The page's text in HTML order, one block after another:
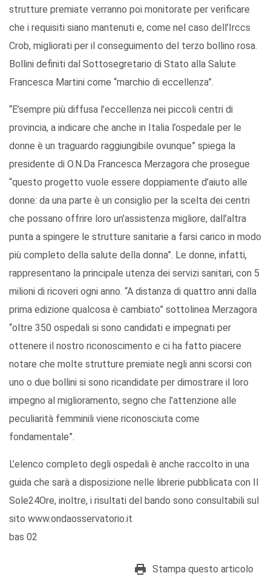
strutture premiate verranno poi monitorate per verificare
che i requisiti siano mantenuti e, come nel caso dell’Irccs
Crob, migliorati per il conseguimento del terzo bollino rosa.
Bollini definiti dal Sottosegretario di Stato alla Salute
Francesca Martini come “marchio di eccellenza”.
“E’sempre più diffusa l’eccellenza nei piccoli centri di
provincia, a indicare che anche in Italia l’ospedale per le
donne è un traguardo raggiungibile ovunque” spiega la
presidente di O.N.Da Francesca Merzagora che prosegue
“questo progetto vuole essere doppiamente d’aiuto alle
donne: da una parte è un consiglio per la scelta dei centri
che possano offrire loro un’assistenza migliore, dall’altra
punta a spingere le strutture sanitarie a farsi carico in modo
più completo della salute della donna”. Le donne, infatti,
rappresentano la principale utenza dei servizi sanitari, con 5
milioni di ricoveri ogni anno. “A distanza di quattro anni dalla
prima edizione qualcosa è cambiato” sottolinea Merzagora
“oltre 350 ospedali si sono candidati e impegnati per
ottenere il nostro riconoscimento e ci ha fatto piacere
notare che molte strutture premiate negli anni scorsi con
uno o due bollini si sono ricandidate per dimostrare il loro
impegno al miglioramento, segno che l’attenzione alle
peculiarità femminili viene riconosciuta come
fondamentale”.
L’elenco completo degli ospedali è anche raccolto in una
guida che sarà a disposizione nelle librerie pubblicata con Il
Sole24Ore, inoltre, i risultati del bando sono consultabili sul
sito www.ondaosservatorio.it
bas 02
Stampa questo articolo